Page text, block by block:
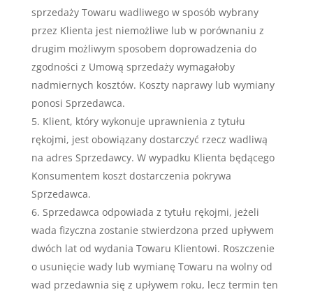
sprzedaży Towaru wadliwego w sposób wybrany
przez Klienta jest niemożliwe lub w porównaniu z
drugim możliwym sposobem doprowadzenia do
zgodności z Umową sprzedaży wymagałoby
nadmiernych kosztów. Koszty naprawy lub wymiany
ponosi Sprzedawca.
Klient, który wykonuje uprawnienia z tytułu
rękojmi, jest obowiązany dostarczyć rzecz wadliwą
na adres Sprzedawcy. W wypadku Klienta będącego
Konsumentem koszt dostarczenia pokrywa
Sprzedawca.
Sprzedawca odpowiada z tytułu rękojmi, jeżeli
wada fizyczna zostanie stwierdzona przed upływem
dwóch lat od wydania Towaru Klientowi. Roszczenie
o usunięcie wady lub wymianę Towaru na wolny od
wad przedawnia się z upływem roku, lecz termin ten